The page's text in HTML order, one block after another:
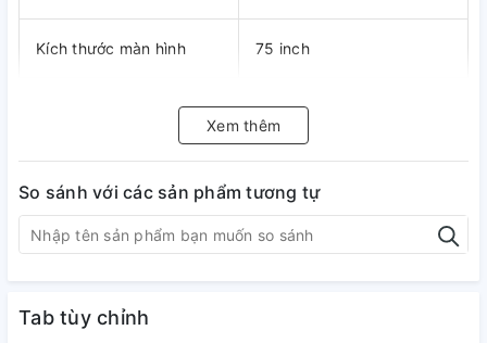
Kích thước màn hình 75 inch
4K Ultra HD (3840 x
2160px)
Bluetooth v5.2
Wifi 5
Cổng HDMI
Xem thêm
So sánh với các sản phẩm tương tự
Tab tùy chỉnh